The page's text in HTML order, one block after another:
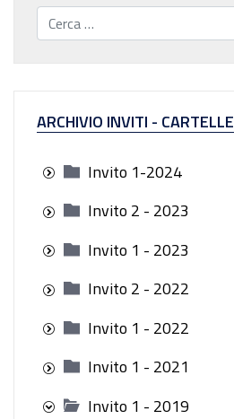
Cerca...
ARCHIVIO INVITI - CARTELLE
Invito 1-2024
Invito 2 - 2023
Invito 1 - 2023
Invito 2 - 2022
Invito 1 - 2022
Invito 1 - 2021
Invito 1 - 2019